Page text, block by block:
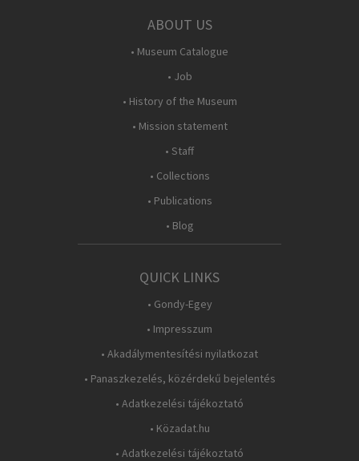
ABOUT US
• Museum Catalogue
• Job
• History of the Museum
• Mission statement
• Staff
• Collections
• Publications
• Blog
QUICK LINKS
• Gondy-Egey
• Impresszum
• Akadálymentesítési nyilatkozat
• Panaszkezelés, közérdekű bejelentés
• Adatkezelési tájékoztató
• Közadat.hu
• Adatkezelési tájékoztató